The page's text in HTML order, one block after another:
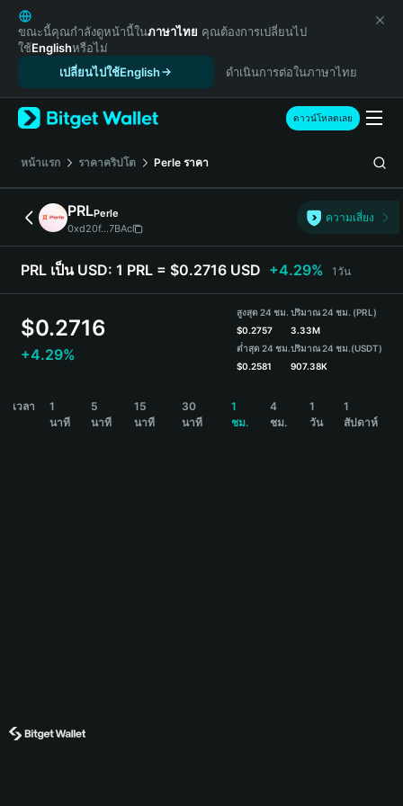
English
日本語
Tiếng Việt
Español (Latinoamérica)
Türkçe
Français
Deutsch
简体中文
繁體中文
Português (Portugal)
Bahasa Indonesia
ภาษาไทย
Español
Español (Argentina)
ขณะนี้คุณกำลังดูหน้านี้ในภาษาไทย คุณต้องการเปลี่ยนไป
ใช้Englishหรือไม่
เปลี่ยนไปใช้English
ดำเนินการต่อในภาษาไทย
ดาวน์โหลดเลย
หน้าแรก ราคาคริปโต Perle ราคา
PRLPerle
0xd20f...7BAc
ความเสี่ยง
PRL เป็น USD: 1 PRL = $0.2716 USD +4.29% 1วัน
$0.2716
+4.29%
สูงสุด 24 ชม.
$0.2757
ต่ำสุด 24 ชม.
$0.2581
ปริมาณ 24 ชม. (PRL)
3.33M
ปริมาณ 24 ชม.(USDT)
907.38K
เวลา
1
นาที
5
นาที
15
นาที
30
นาที
1
ชม.
4
ชม.
1
วัน
1
สัปดาห์